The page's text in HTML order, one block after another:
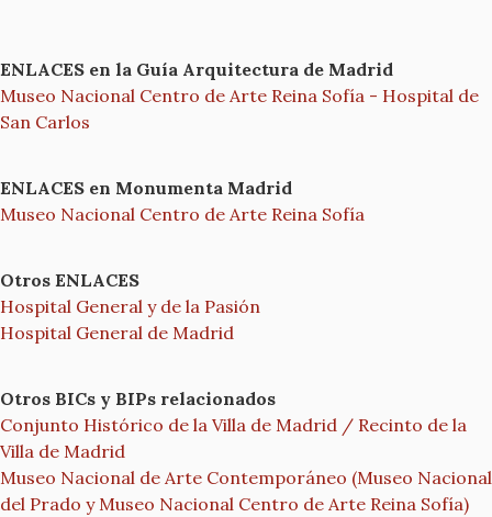
ENLACES en la Guía Arquitectura de Madrid
Museo Nacional Centro de Arte Reina Sofía - Hospital de
San Carlos
ENLACES en Monumenta Madrid
Museo Nacional Centro de Arte Reina Sofía
Otros ENLACES
Hospital General y de la Pasión
Hospital General de Madrid
Otros BICs y BIPs relacionados
Conjunto Histórico de la Villa de Madrid / Recinto de la
Villa de Madrid
Museo Nacional de Arte Contemporáneo (Museo Nacional
del Prado y Museo Nacional Centro de Arte Reina Sofía)